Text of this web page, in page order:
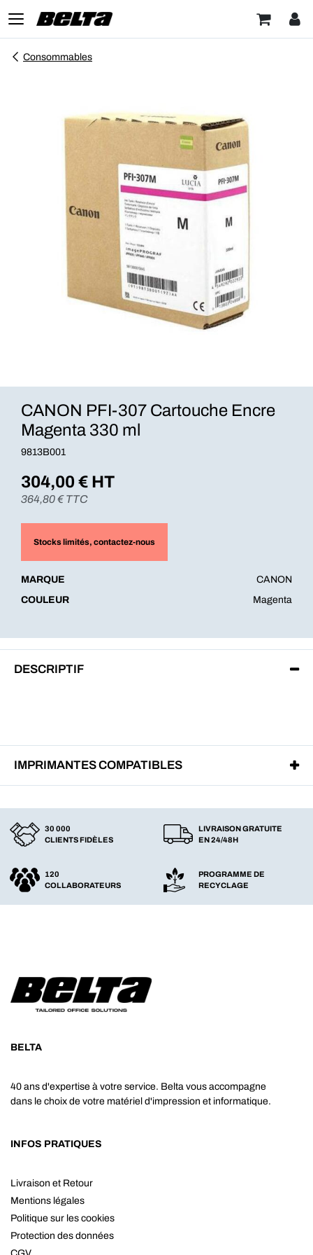
Consommables
CANON PFI-307 Cartouche Encre
Magenta 330 ml
9813B001
304,00€ HT
364,80€ TTC
Stocks limités, contactez-nous
MARQUE
CANON
COULEUR
Magenta
DESCRIPTIF
IMPRIMANTES COMPATIBLES
30 000
CLIENTS FIDÈLES
LIVRAISON GRATUITE
EN 24/48H
120
COLLABORATEURS
PROGRAMME DE
RECYCLAGE
BELTA
40 ans d'expertise à votre service. Belta vous accompagne
dans le choix de votre matériel d'impression et informatique.
INFOS PRATIQUES
Livraison et Retour
Mentions légales
Politique sur les cookies
Protection des données